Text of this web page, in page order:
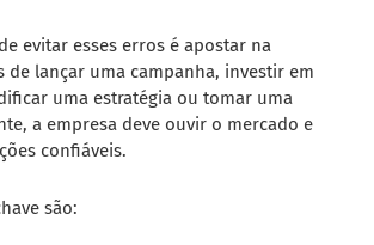
evitar esses erros é apostar na
de lançar uma campanha, investir em
uma estratégia ou tomar uma
a empresa deve ouvir o mercado e
confiáveis.
são: